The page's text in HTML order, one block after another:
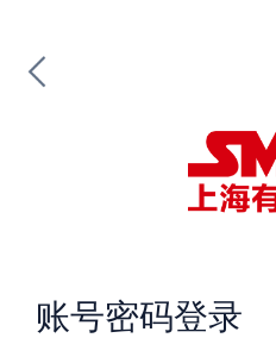
账号密码登录